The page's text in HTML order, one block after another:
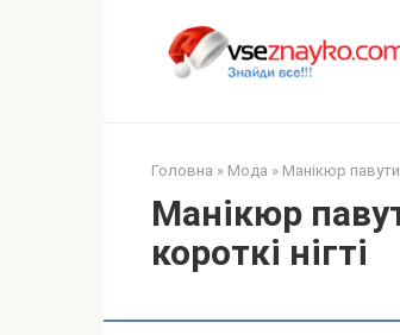
Головна » Мода » Манікюр
Манікюр
короткі нігті